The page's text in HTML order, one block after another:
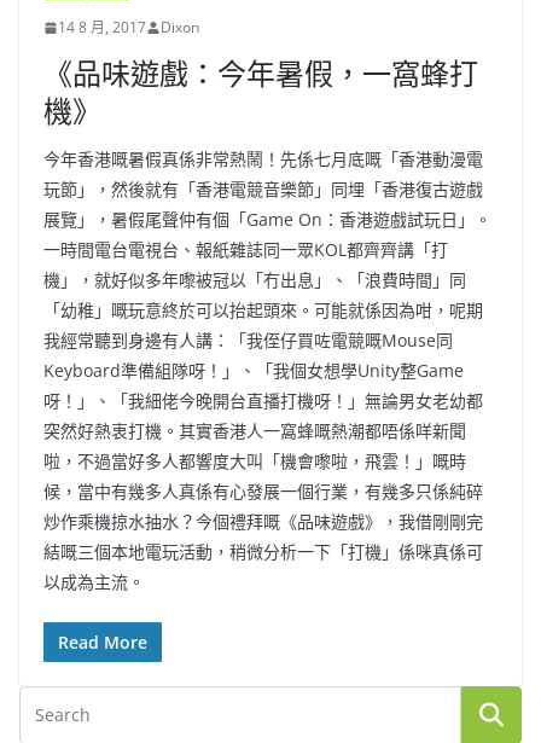
14 8 月, 2017 Dixon
《品味遊戲：今年暑假，一窩蜂打
機》
今年香港嘅暑假真係非常熱鬧！先係七月底嘅「香港動漫電
玩節」，然後就有「香港電競音樂節」同埋「香港復古遊戲
展覽」，暑假尾聲仲有個「Game On：香港遊戲試玩日」。
一時間電台電視台、報紙雜誌同一眾KOL都齊齊講「打
機」，就好似多年嚟被冠以「冇出息」、「浪費時間」同
「幼稚」嘅玩意終於可以抬起頭來。可能就係因為咁，呢期
我經常聽到身邊有人講：「我侄仔買咗電競嘅Mouse同
Keyboard準備組隊呀！」、「我個女想學Unity整Game
呀！」、「我細佬今晚開台直播打機呀！」無論男女老幼都
突然好熱衷打機。其實香港人一窩蜂嘅熱潮都唔係咩新聞
啦，不過當好多人都響度大叫「機會嚟啦，飛雲！」嘅時
候，當中有幾多人真係有心發展一個行業，有幾多只係純碎
炒作乘機掠水抽水？今個禮拜嘅《品味遊戲》，我借剛剛完
結嘅三個本地電玩活動，稍微分析一下「打機」係咪真係可
以成為主流。
Read More